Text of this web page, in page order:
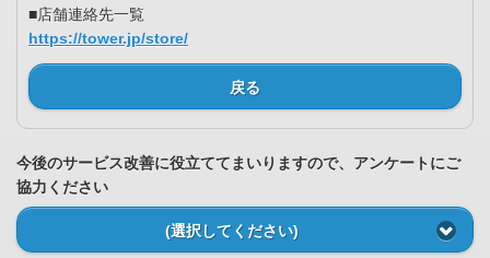
■店舗連絡先一覧
https://tower.jp/store/
戻る
今後のサービス改善に役立ててまいりますので、アンケートにご
協力ください
(選択してください)